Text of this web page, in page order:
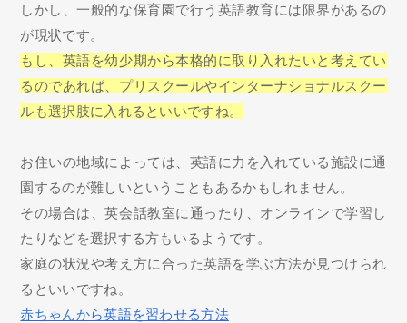
しかし、一般的な保育園で行う英語教育には限界があるの
が現状です。
もし、英語を幼少期から本格的に取り入れたいと考えてい
るのであれば、プリスクールやインターナショナルスクー
ルも選択肢に入れるといいですね。
お住いの地域によっては、英語に力を入れている施設に通
園するのが難しいということもあるかもしれません。
その場合は、英会話教室に通ったり、オンラインで学習し
たりなどを選択する方もいるようです。
家庭の状況や考え方に合った英語を学ぶ方法が見つけられ
るといいですね。
赤ちゃんから英語を習わせる方法